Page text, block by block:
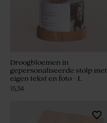
Droogbloemen in
gepersonaliseerde stolp met
eigen tekst en foto - L
15,34